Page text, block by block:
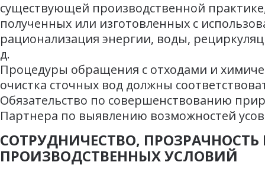
существующей производственной
полученных или изготовленных с
рационализация энергии, воды,
д.
Процедуры обращения с отходами и
очистка сточных вод должны
Обязательство по совершенствованию
Партнера по выявлению возможностей
СОТРУДНИЧЕСТВО,
ПРОИЗВОДСТВЕННЫХ УСЛОВИЙ